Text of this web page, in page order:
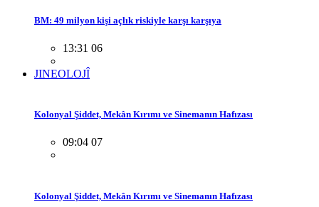
BM: 49 milyon kişi açlık riskiyle karşı karşıya
13:31 06
JINEOLOJÎ
Kolonyal Şiddet, Mekân Kırımı ve Sinemanın Hafızası
09:04 07
Kolonyal Şiddet, Mekân Kırımı ve Sinemanın Hafızası